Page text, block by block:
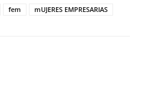
fem mUJERES EMPRESARIAS